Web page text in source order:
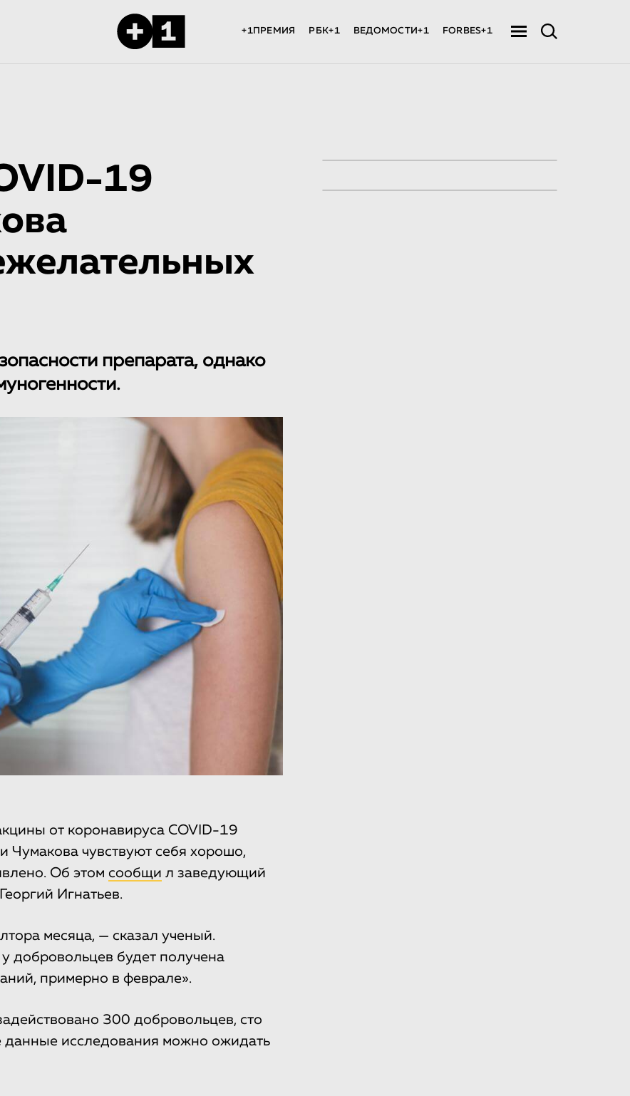
+1ПРЕМИЯ РБК+1 ВЕДОМОСТИ+1 FORBES+1
19
препарата, однако
от коронавируса COVID-19
Чумакова чувствуют себя хорошо,
Об этом сообщи л заведующий
Игнатьев.
месяца, — сказал ученый.
добровольцев будет получена
примерно в феврале».
300 добровольцев, сто
данные исследования можно ожидать